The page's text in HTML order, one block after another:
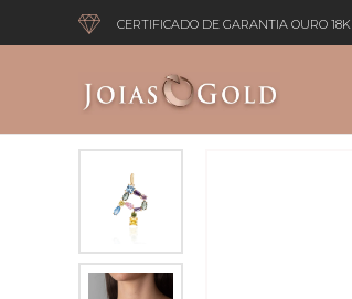
CERTIFICADO DE GARANTIA OURO 18K